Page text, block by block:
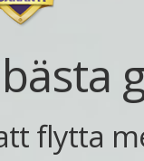
flytta